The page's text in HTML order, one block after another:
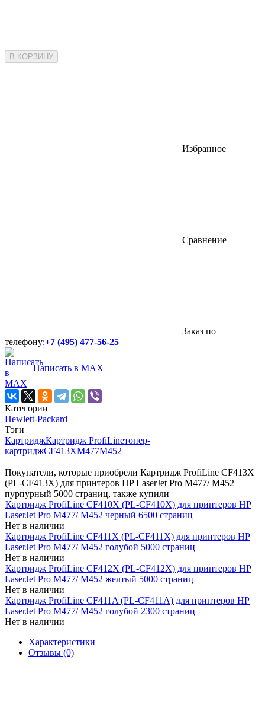
В КОРЗИНУ
Избранное
Сравнение
Заказ по
телефону:+7 (495) 477-56-25
Написать в MAX
Категории
Hewlett-Packard
Тэги
КартриджКартридж ProfiLineтонер-
картриджCF413XM477M452
Покупатели, которые приобрели Картридж ProfiLine CF413X
(PL-CF413X) для принтеров HP LaserJet Pro M477/ M452
пурпурный 5000 страниц, также купили
Картридж ProfiLine CF410X (PL-CF410X) для принтеров HP
LaserJet Pro M477/ M452 черный 6500 страниц
Нет в наличии
Картридж ProfiLine CF411X (PL-CF411X) для принтеров HP
LaserJet Pro M477/ M452 голубой 5000 страниц
Нет в наличии
Картридж ProfiLine CF412X (PL-CF412X) для принтеров HP
LaserJet Pro M477/ M452 желтый 5000 страниц
Нет в наличии
Картридж ProfiLine CF411A (PL-CF411A) для принтеров HP
LaserJet Pro M477/ M452 голубой 2300 страниц
Нет в наличии
Характеристики
Отзывы (0)